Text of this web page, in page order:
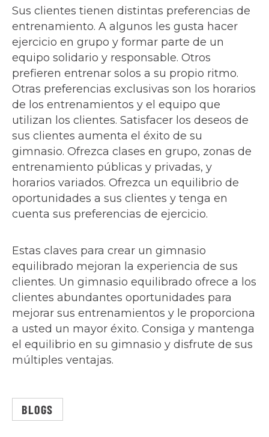
Sus clientes tienen distintas preferencias de
entrenamiento. A algunos les gusta hacer
ejercicio en grupo y formar parte de un
equipo solidario y responsable. Otros
prefieren entrenar solos a su propio ritmo.
Otras preferencias exclusivas son los horarios
de los entrenamientos y el equipo que
utilizan los clientes. Satisfacer los deseos de
sus clientes aumenta el éxito de su
gimnasio. Ofrezca clases en grupo, zonas de
entrenamiento públicas y privadas, y
horarios variados. Ofrezca un equilibrio de
oportunidades a sus clientes y tenga en
cuenta sus preferencias de ejercicio.
Estas claves para crear un gimnasio
equilibrado mejoran la experiencia de sus
clientes. Un gimnasio equilibrado ofrece a los
clientes abundantes oportunidades para
mejorar sus entrenamientos y le proporciona
a usted un mayor éxito. Consiga y mantenga
el equilibrio en su gimnasio y disfrute de sus
múltiples ventajas.
BLOGS